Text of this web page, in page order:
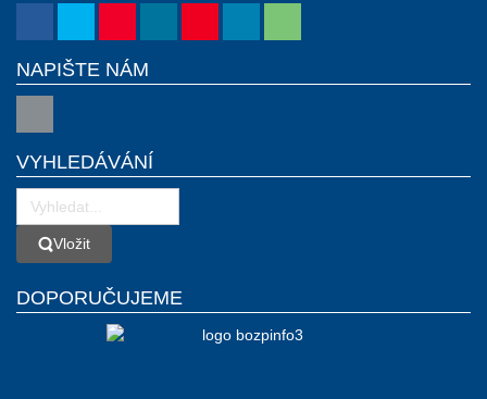
NAPIŠTE NÁM
VYHLEDÁVÁNÍ
VložitVložit
DOPORUČUJEME